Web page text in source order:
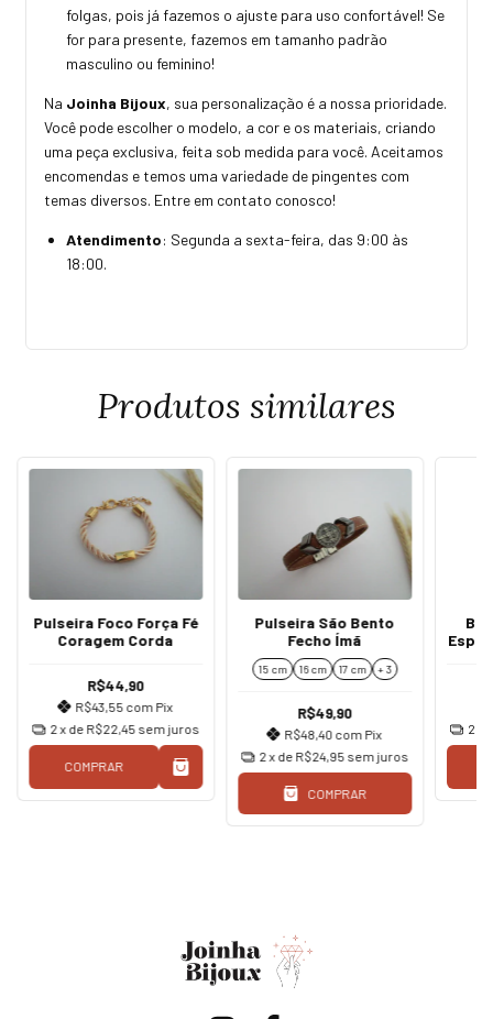
folgas, pois já fazemos o ajuste para uso confortável! Se
for para presente, fazemos em tamanho padrão
masculino ou feminino!
Na Joinha Bijoux, sua personalização é a nossa prioridade.
Você pode escolher o modelo, a cor e os materiais, criando
uma peça exclusiva, feita sob medida para você. Aceitamos
encomendas e temos uma variedade de pingentes com
temas diversos. Entre em contato conosco!
Atendimento: Segunda a sexta-feira, das 9:00 às
18:00.
Produtos similares
Pulseira Foco Força Fé
Coragem Corda
R$44,90
R$43,55 com Pix
2x de R$22,45 sem juros
COMPRAR
Pulseira São Bento
Fecho Ímã
15 cm 16 cm 17 cm + 3
R$49,90
R$48,40 com Pix
2x de R$24,95 sem juros
COMPRAR
2